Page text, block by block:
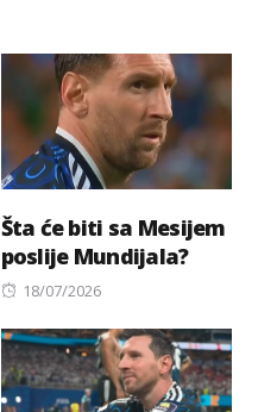
Šta će biti sa Mesijem
poslije Mundijala?
Posted
18/07/2026